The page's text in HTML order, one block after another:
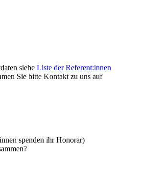
siehe Liste der Referent:innen
Sie bitte Kontakt zu uns auf
spenden ihr Honorar)